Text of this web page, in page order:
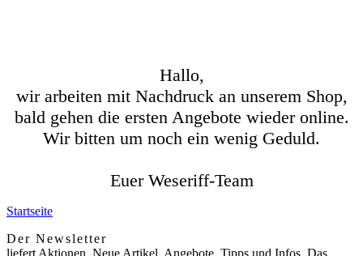
Hallo,
wir arbeiten mit Nachdruck an unserem Shop,
bald gehen die ersten Angebote wieder online.
Wir bitten um noch ein wenig Geduld.
Euer Weseriff-Team
Startseite
Der Newsletter
liefert Aktionen, Neue Artikel, Angebote, Tipps und Infos. Das